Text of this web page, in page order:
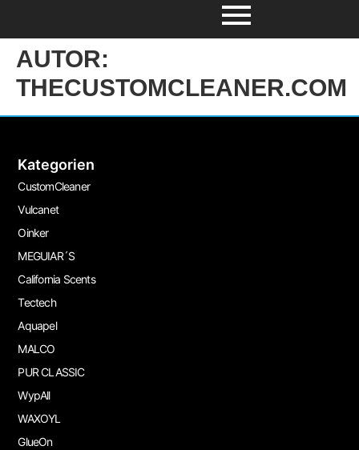
AUTOR:
THECUSTOMCLEANER.COM
Kategorien
CustomCleaner
Vulcanet
Oinker
MEGUIAR´S
California Scents
Tectech
Aquapel
MALCO
PUR CLASSIC
WypAll
WAXOYL
GlueOn